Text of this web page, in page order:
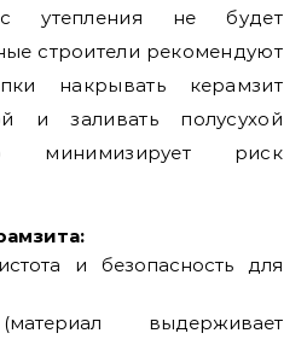
утепления не будет
строители рекомендуют
накрывать керамзит
и заливать полусухой
риск
и безопасность для
выдерживает